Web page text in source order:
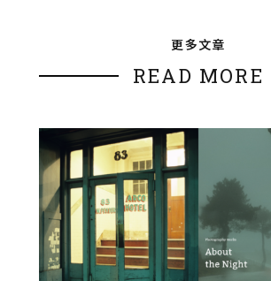
更多文章
READ MORE